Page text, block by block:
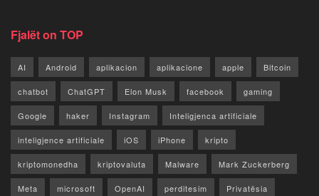
Fjalët on TOP
AI Android aplikacion aplikacione apple Bitcoin
chatbot ChatGPT Elon Musk facebook gaming
Google haker Instagram Inteligjenca artificiale
inteligjence artificiale iOS iPhone kripto
kriptomonedha kriptovaluta Malware Mark Zuckerberg
Meta microsoft OpenAI perditesim Privatësia